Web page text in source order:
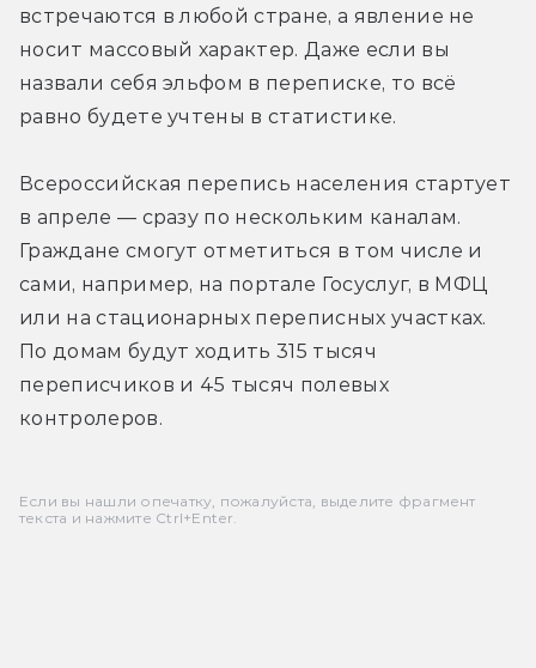
встречаются в любой стране, а явление не
носит массовый характер. Даже если вы
назвали себя эльфом в переписке, то всё
равно будете учтены в статистике.
Всероссийская перепись населения стартует
в апреле — сразу по нескольким каналам.
Граждане смогут отметиться в том числе и
сами, например, на портале Госуслуг, в МФЦ
или на стационарных переписных участках.
По домам будут ходить 315 тысяч
переписчиков и 45 тысяч полевых
контролеров.
Если вы нашли опечатку, пожалуйста, выделите фрагмент
текста и нажмите Ctrl+Enter.